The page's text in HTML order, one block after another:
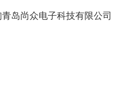
岛尚众电子科技有限公司